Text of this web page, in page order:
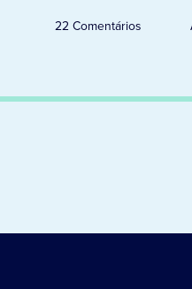
22 Comentários